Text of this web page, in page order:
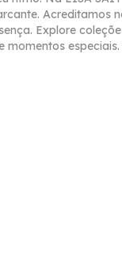
Acreditamos
Explore
momentos especiais.